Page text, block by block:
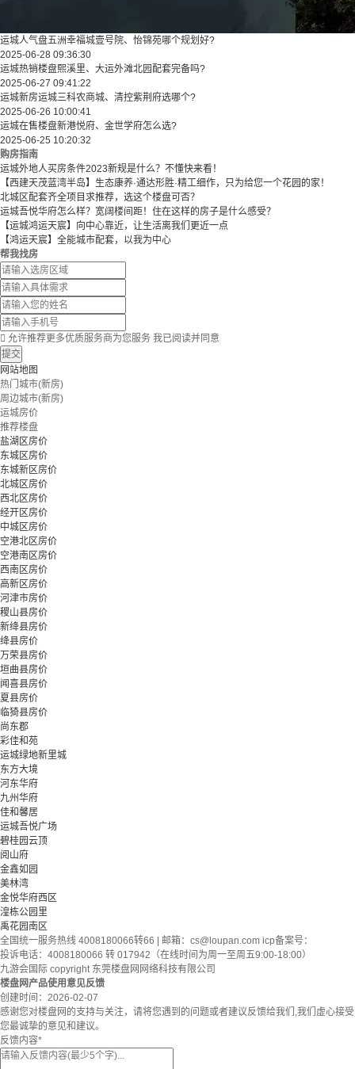
运城人气盘五洲幸福城壹号院、怡锦苑哪个规划好?
2025-06-28 09:36:30
运城热销楼盘熙溪里、大运外滩北园配套完备吗?
2025-06-27 09:41:22
运城新房运城三科农商城、清控紫荆府选哪个?
2025-06-26 10:00:41
运城在售楼盘新港悦府、金世学府怎么选?
2025-06-25 10:20:32
购房指南
运城外地人买房条件2023新规是什么？不懂快来看！
【西建天茂蓝湾半岛】生态康养·通达形胜·精工细作，只为给您一个花园的家！
北城区配套齐全项目求推荐，选这个楼盘可否？
运城吾悦华府怎么样？宽阔楼间距！住在这样的房子是什么感受？
【运城鸿运天宸】向中心靠近，让生活离我们更近一点
【鸿运天宸】全能城市配套，以我为中心
帮我找房
 允许推荐更多优质服务商为您服务 我已阅读并同意
提交
网站地图
热门城市(新房)
周边城市(新房)
运城房价
推荐楼盘
盐湖区房价
东城区房价
东城新区房价
北城区房价
西北区房价
经开区房价
中城区房价
空港北区房价
空港南区房价
西南区房价
高新区房价
河津市房价
稷山县房价
新绛县房价
绛县房价
万荣县房价
垣曲县房价
闻喜县房价
夏县房价
临猗县房价
尚东郡
彩佳和苑
运城绿地新里城
东方大境
河东华府
九州华府
佳和馨居
运城吾悦广场
碧桂园云顶
阅山府
金鑫如园
美林湾
金悦华府西区
湟栋公园里
禹花园南区
全国统一服务热线 4008180066转66 | 邮箱： cs@loupan.com icp备案号：
投诉电话：4008180066 转 017942（在线时间为周一至周五9:00-18:00）
九游会国际 copyright 东莞楼盘网网络科技有限公司
楼盘网产品使用意见反馈
创建时间： 2026-02-07
感谢您对楼盘网的支持与关注，请将您遇到的问题或者建议反馈给我们,我们虚心接受
您最诚挚的意见和建议。
反馈内容*